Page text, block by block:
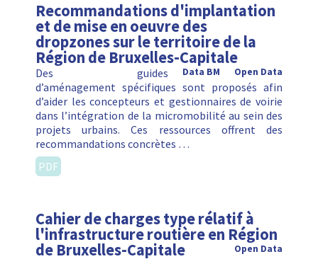
Recommandations d'implantation
et de mise en oeuvre des
dropzones sur le territoire de la
Région de Bruxelles-Capitale
Open Data
Data BM
Des guides
d’aménagement spécifiques sont proposés afin
d’aider les concepteurs et gestionnaires de voirie
dans l’intégration de la micromobilité au sein des
projets urbains. Ces ressources offrent des
recommandations concrètes …
PDF
Cahier de charges type rélatif à
l'infrastructure routière en Région
de Bruxelles-Capitale
Open Data